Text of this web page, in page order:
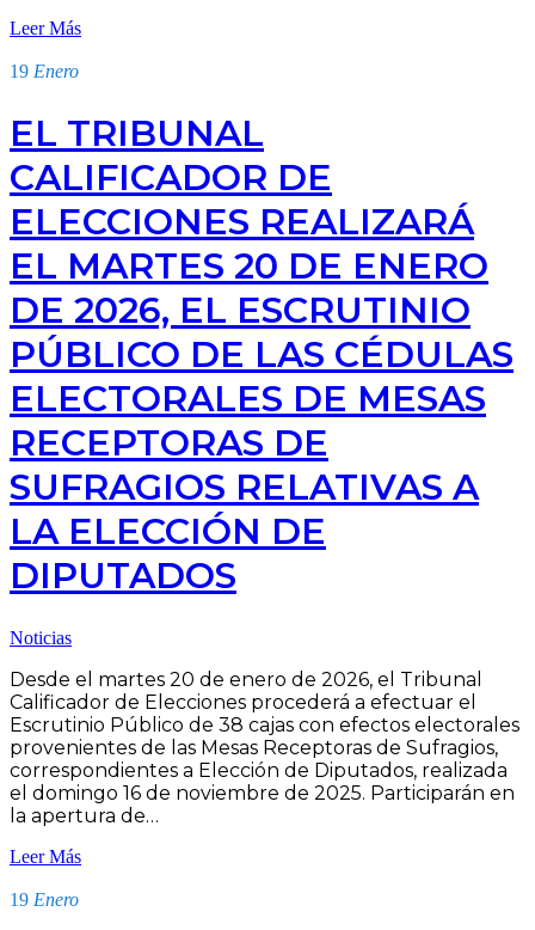
Leer Más
19 Enero
EL TRIBUNAL
CALIFICADOR DE
ELECCIONES REALIZARÁ
EL MARTES 20 DE ENERO
DE 2026, EL ESCRUTINIO
PÚBLICO DE LAS CÉDULAS
ELECTORALES DE MESAS
RECEPTORAS DE
SUFRAGIOS RELATIVAS A
LA ELECCIÓN DE
DIPUTADOS
Noticias
Desde el martes 20 de enero de 2026, el Tribunal
Calificador de Elecciones procederá a efectuar el
Escrutinio Público de 38 cajas con efectos electorales
provenientes de las Mesas Receptoras de Sufragios,
correspondientes a Elección de Diputados, realizada
el domingo 16 de noviembre de 2025. Participarán en
la apertura de…
Leer Más
19 Enero